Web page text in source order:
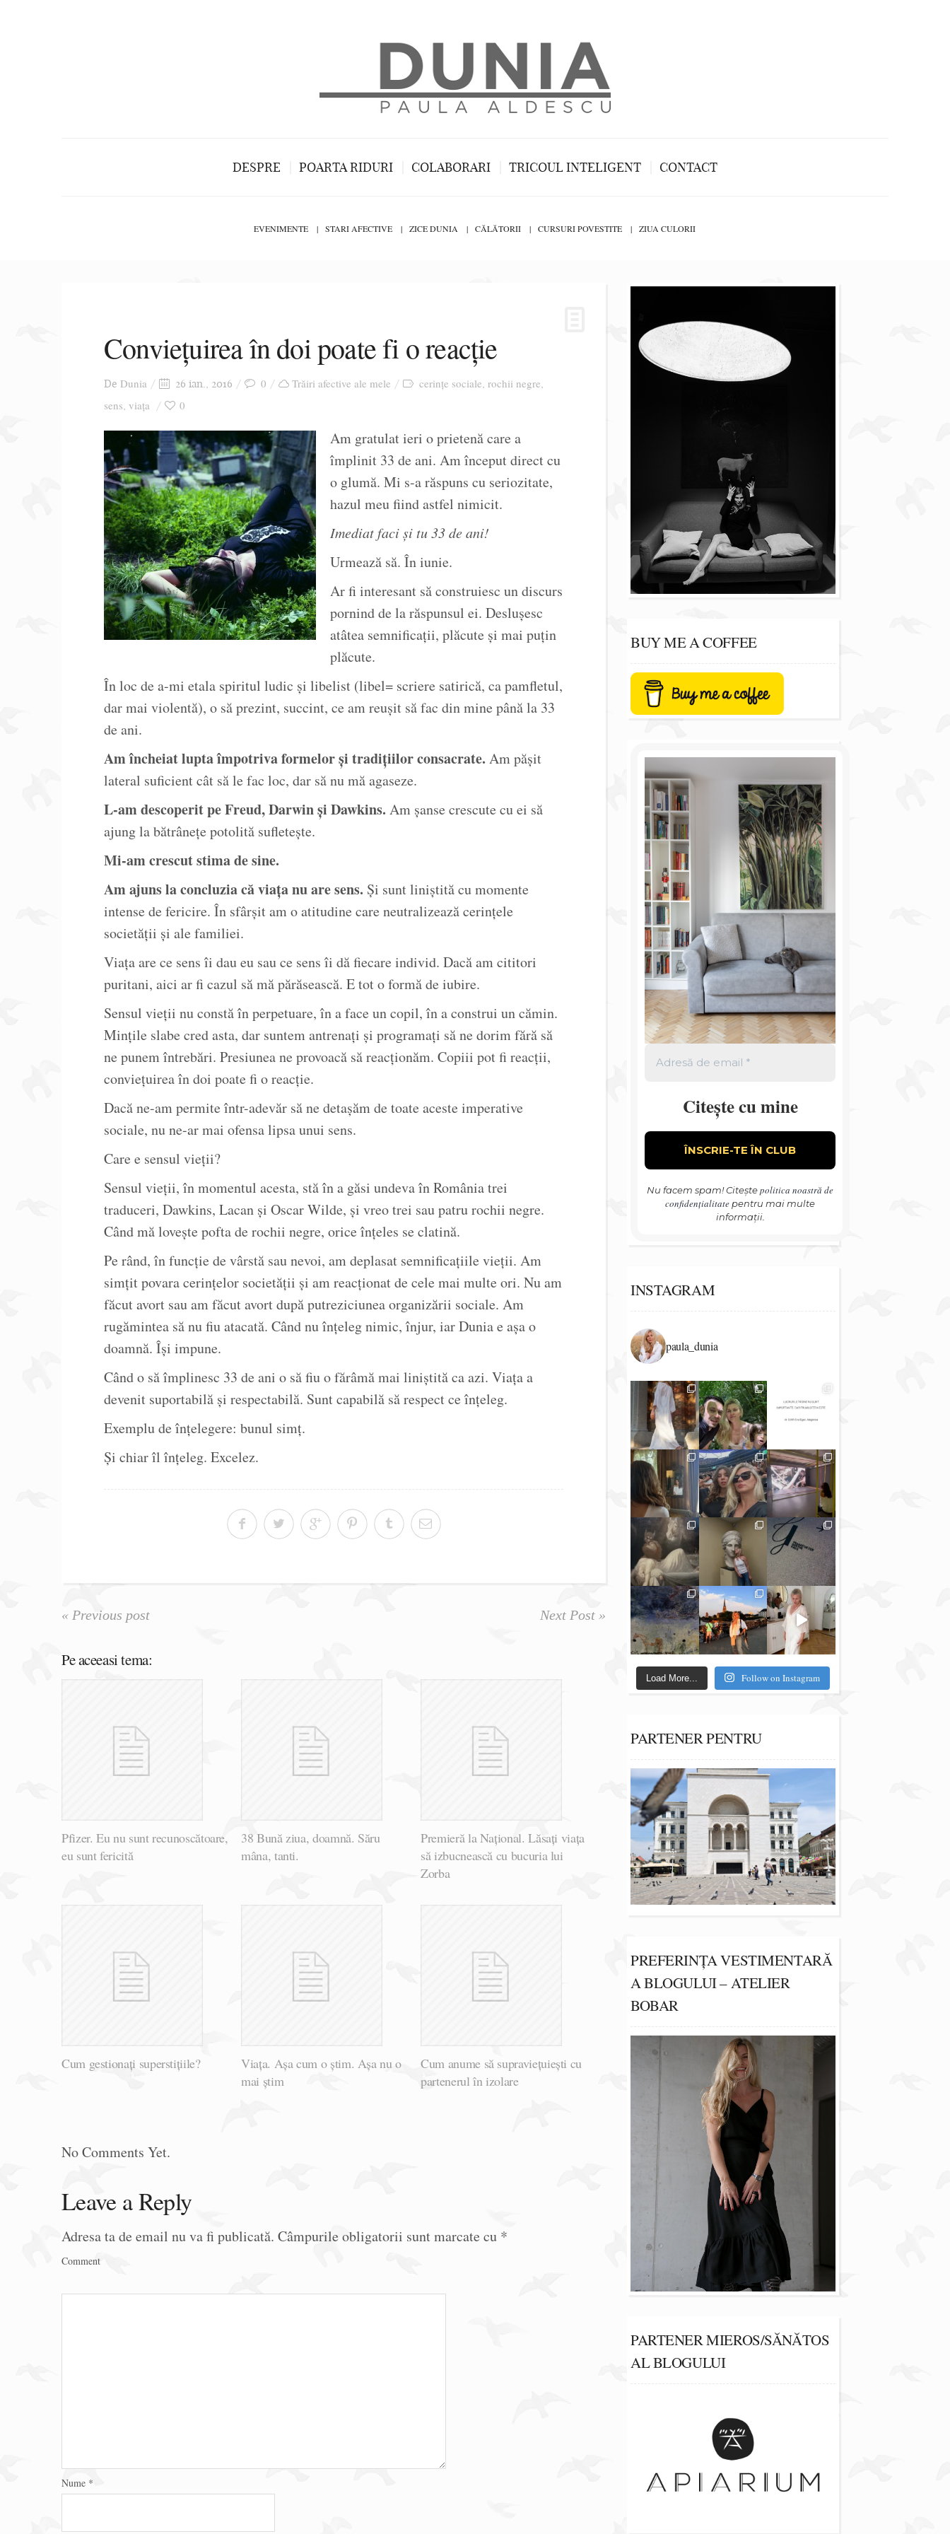
DESPRE POARTA RIDURI COLABORARI TRICOUL INTELIGENT CONTACT
EVENIMENTE STARI AFECTIVE ZICE DUNIA CĂLĂTORII CURSURI POVESTITE ZIUA CULORII
Conviețuirea în doi poate fi o reacție
De Dunia 26 ian., 2016 0 Trăiri afective ale mele cerințe sociale, rochii negre,
sens, viața 0
Am gratulat ieri o prietenă care a
împlinit 33 de ani. Am început direct cu
o glumă. Mi s-a răspuns cu seriozitate,
hazul meu fiind astfel nimicit.
Imediat faci și tu 33 de ani!
Urmează să. În iunie.
Ar fi interesant să construiesc un discurs
pornind de la răspunsul ei. Deslușesc
atâtea semnificații, plăcute și mai puțin
plăcute.
În loc de a-mi etala spiritul ludic și libelist (libel= scriere satirică, ca pamfletul,
dar mai violentă), o să prezint, succint, ce am reușit să fac din mine până la 33
de ani.
Am încheiat lupta împotriva formelor și tradițiilor consacrate. Am pășit
lateral suficient cât să le fac loc, dar să nu mă agaseze.
L-am descoperit pe Freud, Darwin și Dawkins. Am șanse crescute cu ei să
ajung la bătrânețe potolită sufletește.
Mi-am crescut stima de sine.
Am ajuns la concluzia că viața nu are sens. Și sunt liniștită cu momente
intense de fericire. În sfârșit am o atitudine care neutralizează cerințele
societății și ale familiei.
Viața are ce sens îi dau eu sau ce sens îi dă fiecare individ. Dacă am cititori
puritani, aici ar fi cazul să mă părăsească. E tot o formă de iubire.
Sensul vieții nu constă în perpetuare, în a face un copil, în a construi un cămin.
Mințile slabe cred asta, dar suntem antrenați și programați să ne dorim fără să
ne punem întrebări. Presiunea ne provoacă să reacționăm. Copiii pot fi reacții,
conviețuirea în doi poate fi o reacție.
Dacă ne-am permite într-adevăr să ne detașăm de toate aceste imperative
sociale, nu ne-ar mai ofensa lipsa unui sens.
Care e sensul vieții?
Sensul vieții, în momentul acesta, stă în a găsi undeva în România trei
traduceri, Dawkins, Lacan și Oscar Wilde, și vreo trei sau patru rochii negre.
Când mă lovește pofta de rochii negre, orice înțeles se clatină.
Pe rând, în funcție de vârstă sau nevoi, am deplasat semnificațiile vieții. Am
simțit povara cerințelor societății și am reacționat de cele mai multe ori. Nu am
făcut avort sau am făcut avort după putreziciunea organizării sociale. Am
rugămintea să nu fiu atacată. Când nu înțeleg nimic, înjur, iar Dunia e așa o
doamnă. Își impune.
Când o să împlinesc 33 de ani o să fiu o fărâmă mai liniștită ca azi. Viața a
devenit suportabilă și respectabilă. Sunt capabilă să respect ce înțeleg.
Exemplu de înțelegere: bunul simț.
Și chiar îl înțeleg. Excelez.
« Previous post Next Post »
Pe aceeasi tema:
Pfizer. Eu nu sunt recunoscătoare,
eu sunt fericită
38 Bună ziua, doamnă. Săru
mâna, tanti.
Premieră la Național. Lăsați viața
să izbucnească cu bucuria lui
Zorba
Cum gestionați superstițiile?
Viața. Așa cum o știm. Așa nu o
mai știm
Cum anume să supraviețuiești cu
partenerul în izolare
No Comments Yet.
Leave a Reply
Adresa ta de email nu va fi publicată. Câmpurile obligatorii sunt marcate cu *
Comment
Nume *
BUY ME A COFFEE
Citește cu mine
Nu facem spam! Citeștepolitica noastră de
confidențialitate pentru mai multe
informații.
INSTAGRAM
paula_dunia
Load More... Follow on Instagram
PARTENER PENTRU
PREFERINȚA VESTIMENTARĂ
A BLOGULUI – ATELIER
BOBAR
PARTENER MIEROS/SĂNĂTOS
AL BLOGULUI